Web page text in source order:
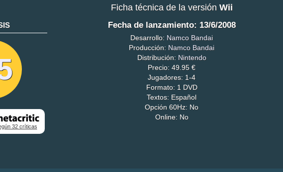
Ficha técnica de la versión Wii
32 críticas
Fecha de lanzamiento: 13/6/2008
Desarrollo: Namco Bandai
Producción: Namco Bandai
Distribución: Nintendo
Precio: 49.95 €
Jugadores: 1-4
Formato: 1 DVD
Textos: Español
Opción 60Hz: No
Online: No